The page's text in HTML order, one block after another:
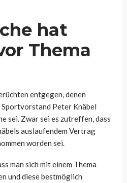
hat
Thema
entgegen, denen
Peter Knäbel
sei. Zwar sei es zutreffen, dass
auslaufendem Vertrag
worden sei.
man sich mit einem Thema
und diese bestmöglich